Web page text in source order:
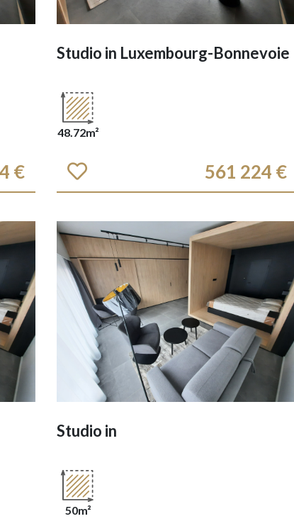
€
Studio in Luxembourg-Bonnevoie
48.72m²
561 224 €
Studio in
50m²